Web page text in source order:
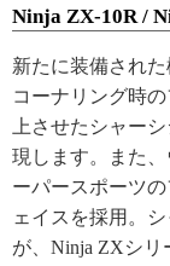
Ninja ZX-10R /
新たに装備され
コーナリング時
上させたシャー
現します。また
ーパースポーツ
ェイスを採用。
が、Ninja ZXシリ